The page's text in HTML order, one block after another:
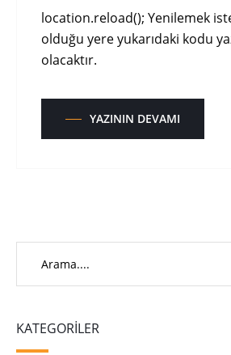
location.reload(); Yenilemek
olduğu yere yukarıdaki kodu
olacaktır.
YAZININ DEVAMI
KATEGORILER